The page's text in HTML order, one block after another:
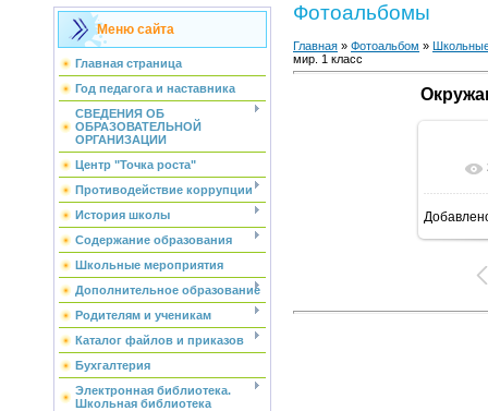
Меню сайта
Главная страница
Год педагога и наставника
СВЕДЕНИЯ ОБ
ОБРАЗОВАТЕЛЬНОЙ
ОРГАНИЗАЦИИ
Центр "Точка роста"
Противодействие коррупции
История школы
Содержание образования
Школьные мероприятия
Дополнительное образование
Родителям и ученикам
Каталог файлов и приказов
Бухгалтерия
Электронная библиотека.
Школьная библиотека
Фотоальбомы
Главная » Фотоальбом »
мир. 1 класс